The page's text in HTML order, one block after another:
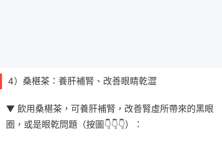
4）桑椹茶：養肝補腎、改善眼睛乾澀
▼ 飲用桑椹茶，可養肝補腎，改善腎虛所帶來的黑眼
圈，或是眼乾問題（按圖👇👇👇）：